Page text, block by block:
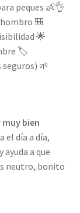
peques 👶👌
🎒
🌟
🏷️
🌱
bien
el día a día,
a que
neutro, bonito